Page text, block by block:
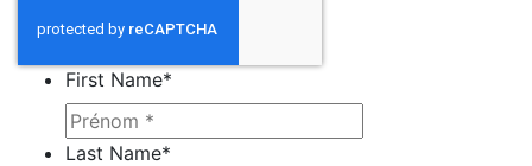
First Name*
Last Name*